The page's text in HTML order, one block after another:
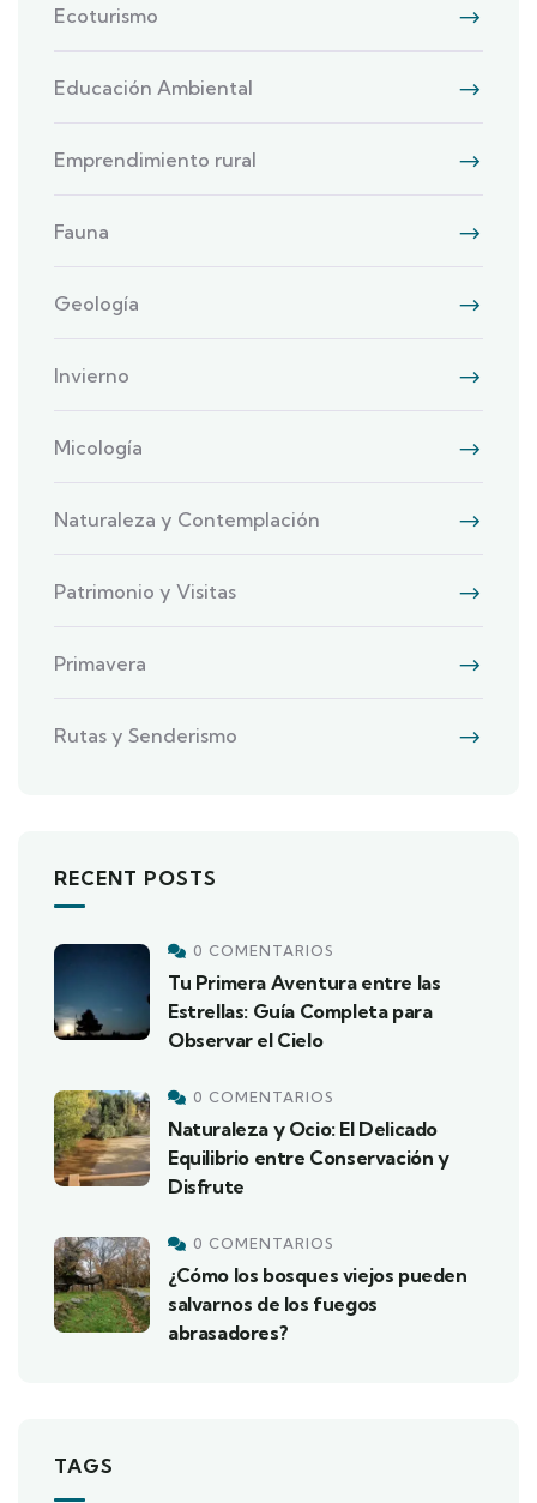
Ecoturismo
Educación Ambiental
Emprendimiento rural
Fauna
Geología
Invierno
Micología
Naturaleza y Contemplación
Patrimonio y Visitas
Primavera
Rutas y Senderismo
RECENT POSTS
0 COMENTARIOS
Tu Primera Aventura entre las
Estrellas: Guía Completa para
Observar el Cielo
0 COMENTARIOS
Naturaleza y Ocio: El Delicado
Equilibrio entre Conservación y
Disfrute
0 COMENTARIOS
¿Cómo los bosques viejos pueden
salvarnos de los fuegos
abrasadores?
TAGS